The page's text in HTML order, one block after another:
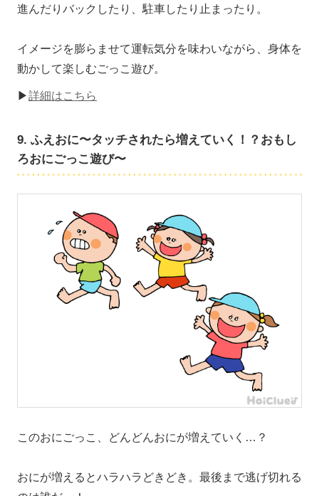
進んだりバックしたり、駐車したり止まったり。
イメージを膨らませて運転気分を味わいながら、身体を
動かして楽しむごっこ遊び。
▶詳細はこちら
9. ふえおに〜タッチされたら増えていく！？おもし
ろおにごっこ遊び〜
このおにごっこ、どんどんおにが増えていく…？
おにが増えるとハラハラどきどき。最後まで逃げ切れる